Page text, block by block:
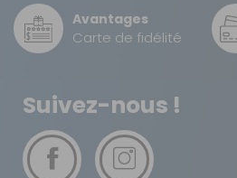
Avantages
Carte de fidélité
Suivez-nous !